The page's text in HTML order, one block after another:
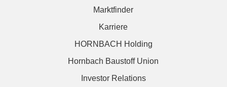
Marktfinder
Karriere
HORNBACH Holding
Hornbach Baustoff Union
Investor Relations